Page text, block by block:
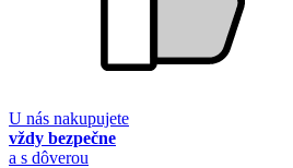
U nás nakupujete
vždy bezpečne
a s dôverou